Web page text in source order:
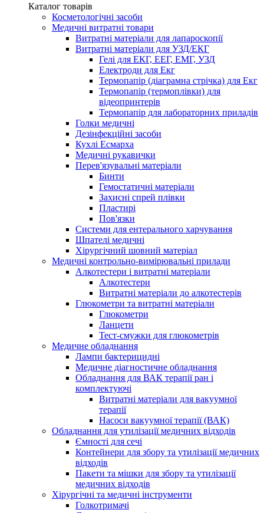
Каталог товарів
Косметологічні засоби
Медичні витратні товари
Витратні матеріали для лапароскопії
Витратні матеріали для УЗД/ЕКГ
Гелі для ЕКГ, ЕЕГ, ЕМГ, УЗД
Електроди для Екг
Термопапір (діаграмна стрічка) для Екг
Термопапір (термоплівки) для
відеопринтерів
Термопапір для лабораторних приладів
Голки медичні
Дезінфекційні засоби
Кухлі Есмарха
Медичні рукавички
Перев'язувальні матеріали
Бинти
Гемостатичні матеріали
Захисні спрей плівки
Пластирі
Пов'язки
Системи для ентерального харчування
Шпателі медичні
Хірургічний шовний матеріал
Медичні контрольно-вимірювальні прилади
Алкотестери і витратні матеріали
Алкотестери
Витратні матеріали до алкотестерів
Глюкометри та витратні матеріали
Глюкометри
Ланцети
Тест-смужки для глюкометрів
Медичне обладнання
Лампи бактерицидні
Медичне діагностичне обладнання
Обладнання для ВАК терапії ран і
комплектуючі
Витратні матеріали для вакуумної
терапії
Насоси вакуумної терапії (ВАК)
Обладнання для утилізації медичних відходів
Ємності для сечі
Контейнери для збору та утилізації медичних
відходів
Пакети та мішки для збору та утилізації
медичних відходів
Хірургічні та медичні інструменти
Голкотримачі